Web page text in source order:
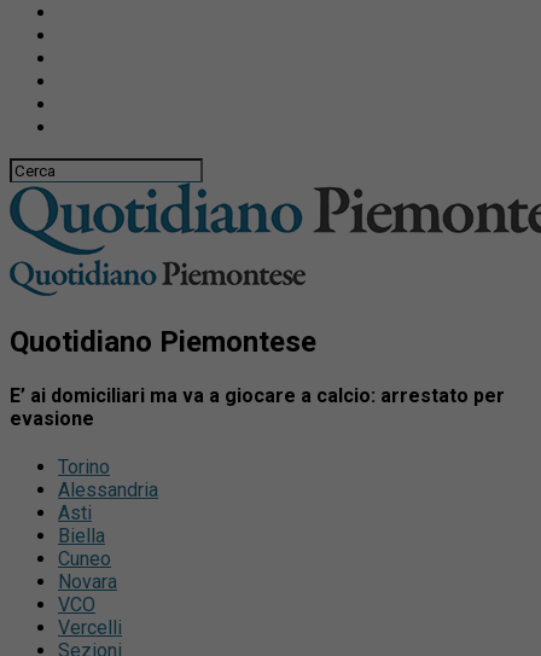
Quotidiano Piemontese
E’ ai domiciliari ma va a giocare a calcio: arrestato per
evasione
Torino
Alessandria
Asti
Biella
Cuneo
Novara
VCO
Vercelli
Sezioni